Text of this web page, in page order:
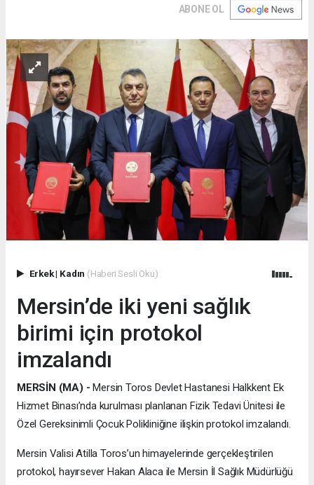
ABONE OL
Erkek| Kadın (Haberi Sesli Oku)
Mersin’de iki yeni sağlık
birimi için protokol
imzalandı
MERSİN (MA) - Mersin Toros Devlet Hastanesi Halkkent Ek
Hizmet Binası’nda kurulması planlanan Fizik Tedavi Ünitesi ile
Özel Gereksinimli Çocuk Polikliniğine ilişkin protokol imzalandı.
Mersin Valisi Atilla Toros’un himayelerinde gerçekleştirilen
protokol, hayırsever Hakan Alaca ile Mersin İl Sağlık Müdürlüğü